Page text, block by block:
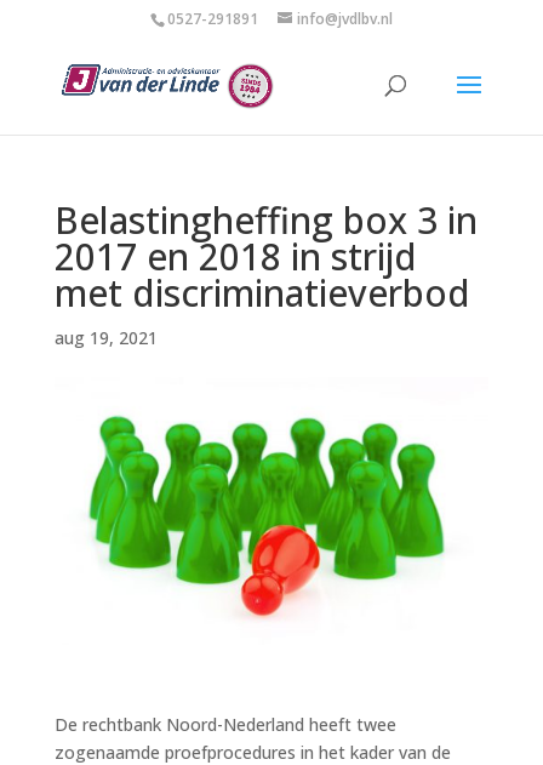
0527-291891 info@jvdlbv.nl
Belastingheffing box 3 in
2017 en 2018 in strijd
met discriminatieverbod
aug 19, 2021
De rechtbank Noord-Nederland heeft twee
zogenaamde proefprocedures in het kader van de